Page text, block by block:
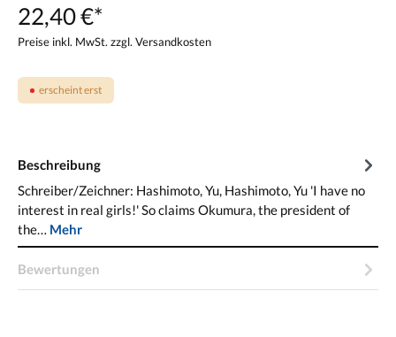
22,40 €*
Preise inkl. MwSt. zzgl. Versandkosten
erscheint erst
Beschreibung
Schreiber/Zeichner: Hashimoto, Yu, Hashimoto, Yu 'I have no
interest in real girls!' So claims Okumura, the president of
the… Mehr
Bewertungen